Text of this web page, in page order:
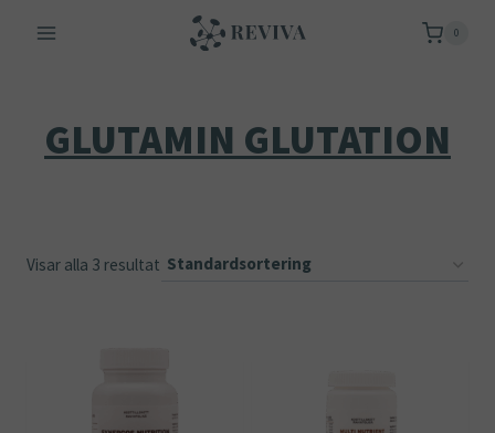
0
GLUTAMIN GLUTATION
Visar alla 3 resultat